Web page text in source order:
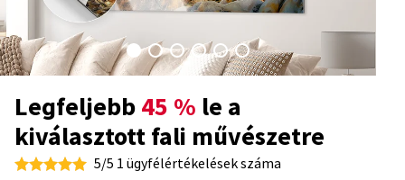
Legfeljebb45 % le a
kiválasztott fali művészetre
5/5 1 ügyfélértékelések száma